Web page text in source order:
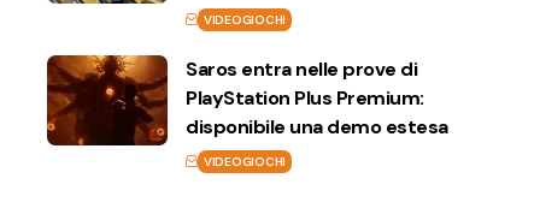
VIDEOGIOCHI
Saros entra nelle prove di
PlayStation Plus Premium:
disponibile una demo estesa
VIDEOGIOCHI